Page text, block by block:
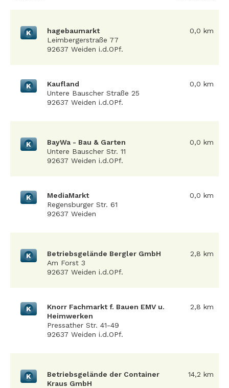
K
hagebaumarkt
Leimbergerstraße 77
92637 Weiden i.d.OPf.
0,0 km
K
Kaufland
Untere Bauscher Straße 25
92637 Weiden i.d.OPf.
0,0 km
K
BayWa - Bau & Garten
Untere Bauscher Str. 11
92637 Weiden i.d.OPf.
0,0 km
K
MediaMarkt
Regensburger Str. 61
92637 Weiden
0,0 km
K
Betriebsgelände Bergler GmbH
Am Forst 3
92637 Weiden i.d.OPf.
2,8 km
K
Knorr Fachmarkt f. Bauen EMV u.
Heimwerken
Pressather Str. 41-49
92637 Weiden i.d.OPf.
2,8 km
K
Betriebsgelände der Container
Kraus GmbH
14,2 km